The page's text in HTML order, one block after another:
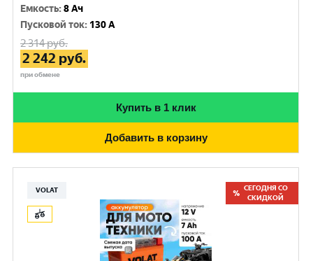
Емкость:8 Ач
Пусковой ток: 130 A
2 314руб.
2 242 руб.
при обмене
Купить в 1 клик
Добавить в корзину
VOLAT
СЕГОДНЯ СО
СКИДКОЙ